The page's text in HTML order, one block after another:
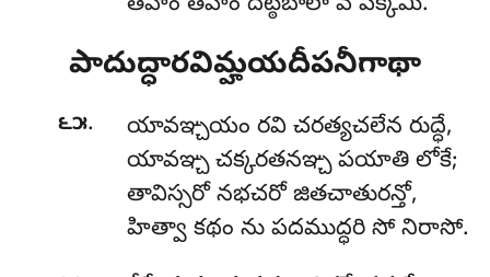
పాదుద్ధారవిమ్హయదీపనీగాథా
౬౫.
యావఞ్చయం రవి చరత్యచలేన రుద్ధే,
యావఞ్చ చక్కరతనఞ్చ పయాతి లోకే;
తావిస్సరో నభచరో జితచాతురన్తో,
హిత్వా కథం ను పదముద్ధరి సో నిరాసో.